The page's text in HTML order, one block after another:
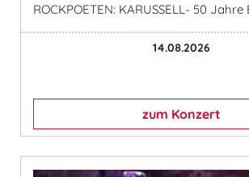
ROCKPOETEN: KARUSSELL- 50
14.08.2026
zum Konzert